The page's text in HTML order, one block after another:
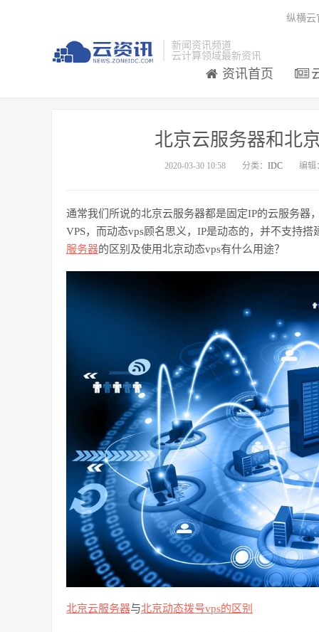
新闻资讯频道
云计算领域最新资讯
资讯首页
纵横云
北京云服务器和北
2020-03-30 10:58 分类： IDC 编辑
通常我们所说的北京云服务器都是固定IP的云服务器
VPS，而动态vps顾名思义，IP是动态的，并不支持搭
服务器的区别及使用北京动态vps有什么用途？
北京云服务器与北京动态拨号vps的区别